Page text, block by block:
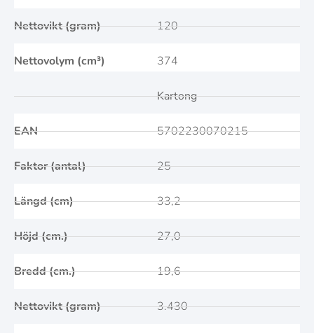
Nettovikt (gram)
Nettovolym (cm³)
120
374
EAN
Faktor (antal)
Längd (cm)
Höjd (cm.)
Bredd (cm.)
Nettovikt (gram)
Kartong
5702230070215
25
33,2
27,0
19,6
3.430